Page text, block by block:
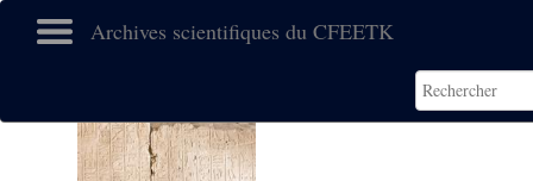
Archives scientifiques du CFEETK